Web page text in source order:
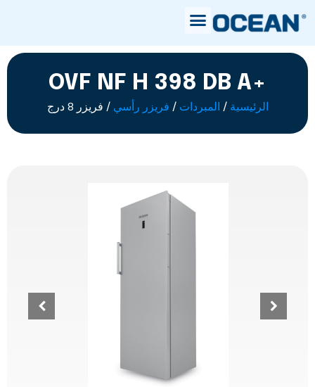
OVF NF H 398 DB A+
الرئيسية / المبردات / فريزر رأسي / فريزر 8 درج